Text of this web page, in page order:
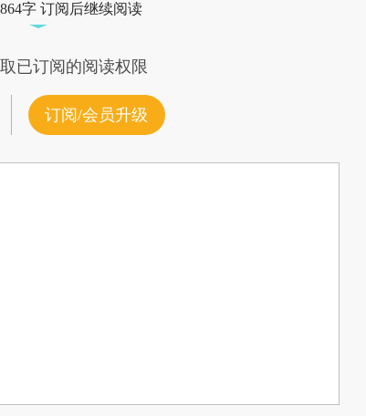
字 订阅后继续阅读
已订阅的阅读权限
订阅/会员升级